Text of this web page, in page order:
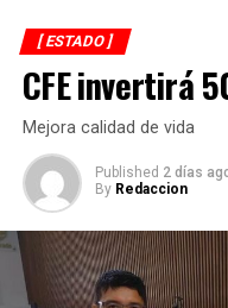
[ ESTADO ]
CFE invertirá
Mejora calidad de vida
Published 2 días
By Redaccion